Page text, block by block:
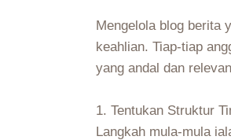
Mengelola blog berita
keahlian. Tiap-tiap
yang andal dan
1. Tentukan Struktur
Langkah mula-mula